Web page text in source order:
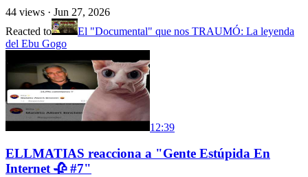
44 views · Jun 27, 2026
Reacted to
El "Documental" que nos TRAUMÓ: La leyenda
del Ebu Gogo
12:39
ELLMATIAS reacciona a "Gente Estúpida En
Internet 🥀 #7"